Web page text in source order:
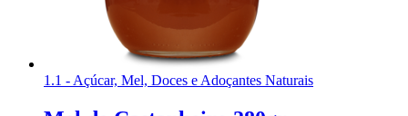
1.1 - Açúcar, Mel, Doces e Adoçantes Naturais